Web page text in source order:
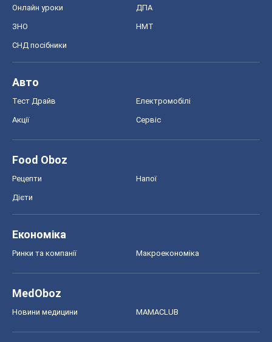
Онлайн уроки ДПА
ЗНО НМТ
СНД посібники
Авто
Тест Драйв Електромобілі
Акції Сервіс
Food Oboz
Рецепти Напої
Дієти
Економіка
Ринки та компанії Макроекономіка
MedOboz
Новини медицини MAMACLUB